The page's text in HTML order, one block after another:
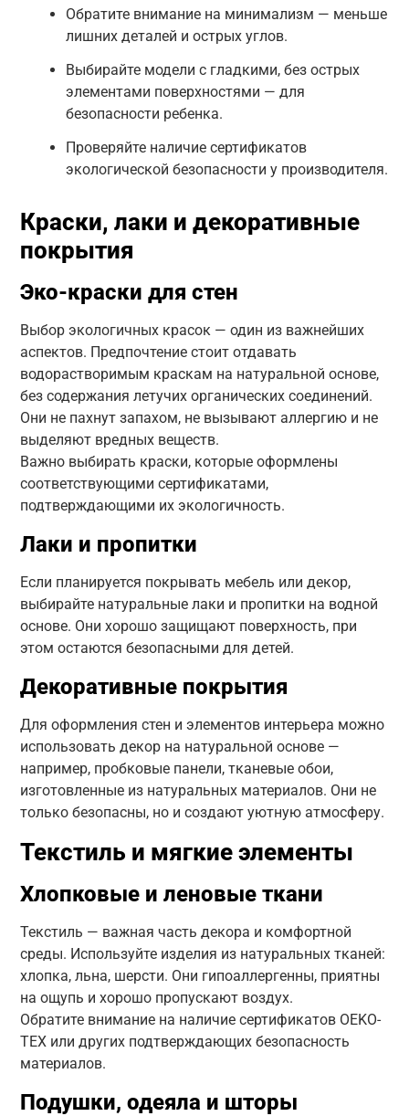
Обратите внимание на минимализм — меньше
лишних деталей и острых углов.
Выбирайте модели с гладкими, без острых
элементами поверхностями — для
безопасности ребенка.
Проверяйте наличие сертификатов
экологической безопасности у производителя.
Краски, лаки и декоративные
покрытия
Эко-краски для стен
Выбор экологичных красок — один из важнейших
аспектов. Предпочтение стоит отдавать
водорастворимым краскам на натуральной основе,
без содержания летучих органических соединений.
Они не пахнут запахом, не вызывают аллергию и не
выделяют вредных веществ.
Важно выбирать краски, которые оформлены
соответствующими сертификатами,
подтверждающими их экологичность.
Лаки и пропитки
Если планируется покрывать мебель или декор,
выбирайте натуральные лаки и пропитки на водной
основе. Они хорошо защищают поверхность, при
этом остаются безопасными для детей.
Декоративные покрытия
Для оформления стен и элементов интерьера можно
использовать декор на натуральной основе —
например, пробковые панели, тканевые обои,
изготовленные из натуральных материалов. Они не
только безопасны, но и создают уютную атмосферу.
Текстиль и мягкие элементы
Хлопковые и леновые ткани
Текстиль — важная часть декора и комфортной
среды. Используйте изделия из натуральных тканей:
хлопка, льна, шерсти. Они гипоаллергенны, приятны
на ощупь и хорошо пропускают воздух.
Обратите внимание на наличие сертификатов OEKO-
TEX или других подтверждающих безопасность
материалов.
Подушки, одеяла и шторы